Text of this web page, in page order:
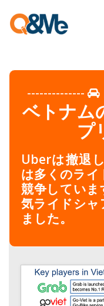
--------------
ベトナム
プ
Uberは撤退
は多くのライ
競争していま
気ライドシャ
ました。